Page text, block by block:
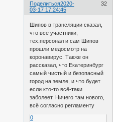
Поделиться 32
2020-
03-17 17:24:45
Шипов в трансляции сказал,
что все участники,
тех.персонал и сам Шипов
прошли медосмотр на
коронавирус. Также он
рассказал, что Екатеринбург
самый чистый и безопасный
город на земле, и что будет
если кто-то всё-таки
заболеет. Ничего там нового,
всё согласно регламенту
0